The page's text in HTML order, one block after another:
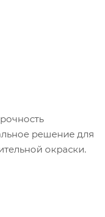
решение для
окраски.